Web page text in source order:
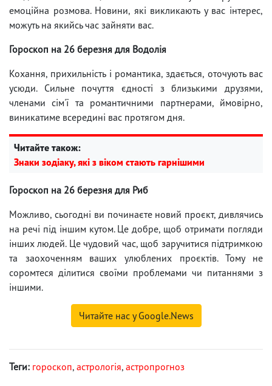
емоційна розмова. Новини, які викликають у вас інтерес,
можуть на якийсь час зайняти вас.
Гороскоп на 26 березня для Водолія
Кохання, прихильність і романтика, здається, оточують вас
усюди. Сильне почуття єдності з близькими друзями,
членами сім'ї та романтичними партнерами, ймовірно,
виникатиме всередині вас протягом дня.
Читайте також:
Знаки зодіаку, які з віком стають гарнішими
Гороскоп на 26 березня для Риб
Можливо, сьогодні ви починаєте новий проєкт, дивлячись
на речі під іншим кутом. Це добре, щоб отримати погляди
інших людей. Це чудовий час, щоб заручитися підтримкою
та заохоченням ваших улюблених проєктів. Тому не
соромтеся ділитися своїми проблемами чи питаннями з
іншими.
Читайте нас у Google.News
Теги: гороскоп, астрологія, астропрогноз